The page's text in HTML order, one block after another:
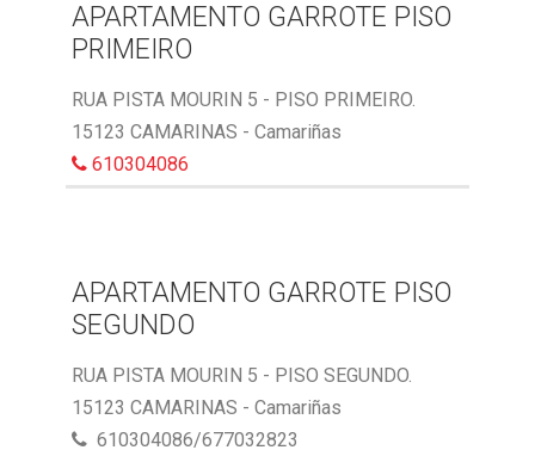
APARTAMENTO GARROTE PISO
PRIMEIRO
RUA PISTA MOURIN 5 - PISO PRIMEIRO.
15123 CAMARINAS - Camariñas
610304086
APARTAMENTO GARROTE PISO
SEGUNDO
RUA PISTA MOURIN 5 - PISO SEGUNDO.
15123 CAMARINAS - Camariñas
610304086/677032823